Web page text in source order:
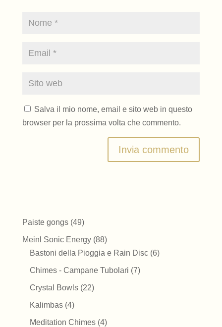
Salva il mio nome, email e sito web in questo
browser per la prossima volta che commento.
Paiste gongs 4949
prodotti
Meinl Sonic Energy 8888
prodotti
Bastoni della Pioggia e Rain Disc 66
Chimes - Campane Tubolari 77
Crystal Bowls 2222
Kalimbas 44
prodotti
Meditation Chimes 44